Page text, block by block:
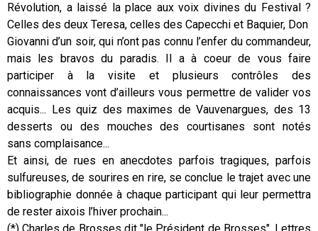
Révolution, a laissé la place aux voix divines du Festival ?
Celles des deux Teresa, celles des Capecchi et Baquier, Don
Giovanni d’un soir, qui n’ont pas connu l’enfer du commandeur,
mais les bravos du paradis. Il a à coeur de vous faire
participer à la visite et plusieurs contrôles des
connaissances vont d’ailleurs vous permettre de valider vos
acquis... Les quiz des maximes de Vauvenargues, des 13
desserts ou des mouches des courtisanes sont notés
sans complaisance...
Et ainsi, de rues en anecdotes parfois tragiques, parfois
sulfureuses, de sourires en rire, se conclue le trajet avec une
bibliographie donnée à chaque participant qui leur permettra
de rester aixois l’hiver prochain...